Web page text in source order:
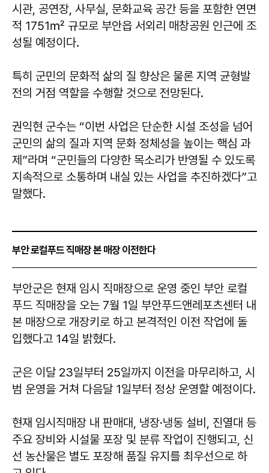
시관, 공연장, 사무실, 문화교육 공간 등을 포함한 연면
적 1751㎡ 규모로 부안읍 서외리 매창공원 인근에 조
성될 예정이다.
특히 군민의 문화적 삶의 질 향상은 물론 지역 균형발
전의 거점 역할을 수행할 것으로 전망된다.
권익현 군수는 “이번 사업은 단순한 시설 조성을 넘어
군민의 삶의 질과 지역 문화 정체성을 높이는 핵심 과
제”라며 “군민들의 다양한 목소리가 반영될 수 있도록
지속적으로 소통하며 내실 있는 사업을 추진하겠다”고
말했다.
부안 로컬푸드 직매장 본 매장 이전한다
부안군은 현재 임시 직매장으로 운영 중인 부안 로컬
푸드 직매장을 오는 7월 1일 부안푸드앤레포츠센터 내
본 매장으로 개장키로 하고 본격적인 이전 작업에 돌
입했다고 14일 밝혔다.
군은 이달 23일부터 25일까지 이전을 마무리하고, 시
범 운영을 거쳐 다음달 1일부터 정상 운영할 예정이다.
현재 임시직매장 내 판매대, 냉장·냉동 설비, 진열대 등
주요 장비와 시설물 포장 및 분류 작업이 진행되고, 신
선 농산물은 별도 포장해 품질 유지를 최우선으로 하